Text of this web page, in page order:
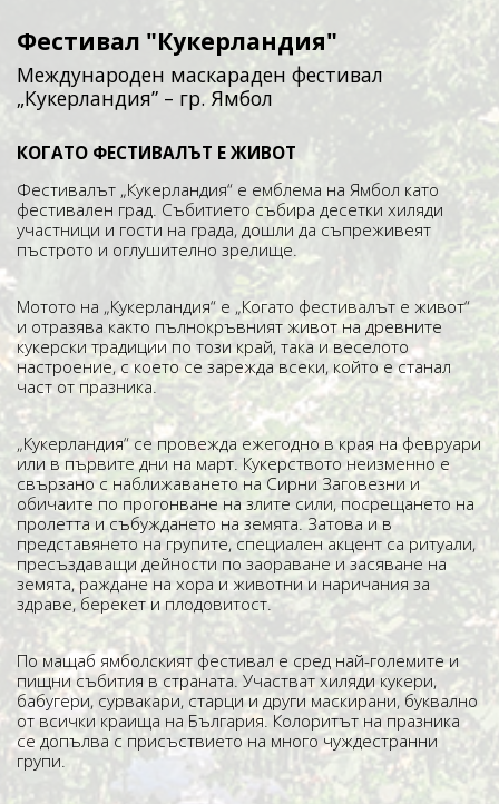
Фестивал "Кукерландия"
Международен маскараден фестивал
„Кукерландия” – гр. Ямбол
КОГАТО ФЕСТИВАЛЪТ Е ЖИВОТ
Фестивалът „Кукерландия“ е емблема на Ямбол като
фестивален град. Събитието събира десетки хиляди
участници и гости на града, дошли да съпреживеят
пъстрото и оглушително зрелище.
Мотото на „Кукерландия“ е „Когато фестивалът е живот“
и отразява както пълнокръвният живот на древните
кукерски традиции по този край, така и веселото
настроение, с което се зарежда всеки, който е станал
част от празника.
„Кукерландия“ се провежда ежегодно в края на февруари
или в първите дни на март. Кукерството неизменно е
свързано с наближаването на Сирни Заговезни и
обичаите по прогонване на злите сили, посрещането на
пролетта и събуждането на земята. Затова и в
представянето на групите, специален акцент са ритуали,
пресъздаващи дейности по заораване и засяване на
земята, раждане на хора и животни и наричания за
здраве, берекет и плодовитост.
По мащаб ямболският фестивал е сред най-големите и
пищни събития в страната. Участват хиляди кукери,
бабугери, сурвакари, старци и други маскирани, буквално
от всички краища на България. Колоритът на празника
се допълва с присъствието на много чуждестранни
групи.